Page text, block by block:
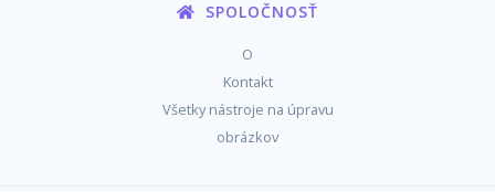
SPOLOČNOSŤ
O
Kontakt
Všetky nástroje na úpravu
obrázkov